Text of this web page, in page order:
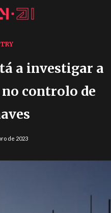
a investigar a
controlo de
de 2023